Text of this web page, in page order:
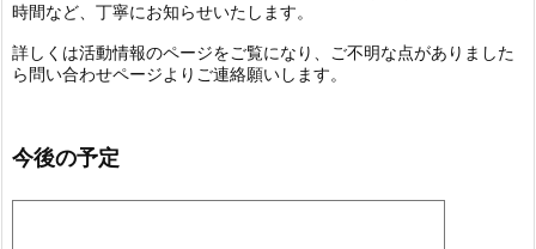
時間など、丁寧にお知らせいたします。
詳しくは活動情報のページをご覧になり、ご不明な点がありました
ら問い合わせページよりご連絡願いします。
今後の予定